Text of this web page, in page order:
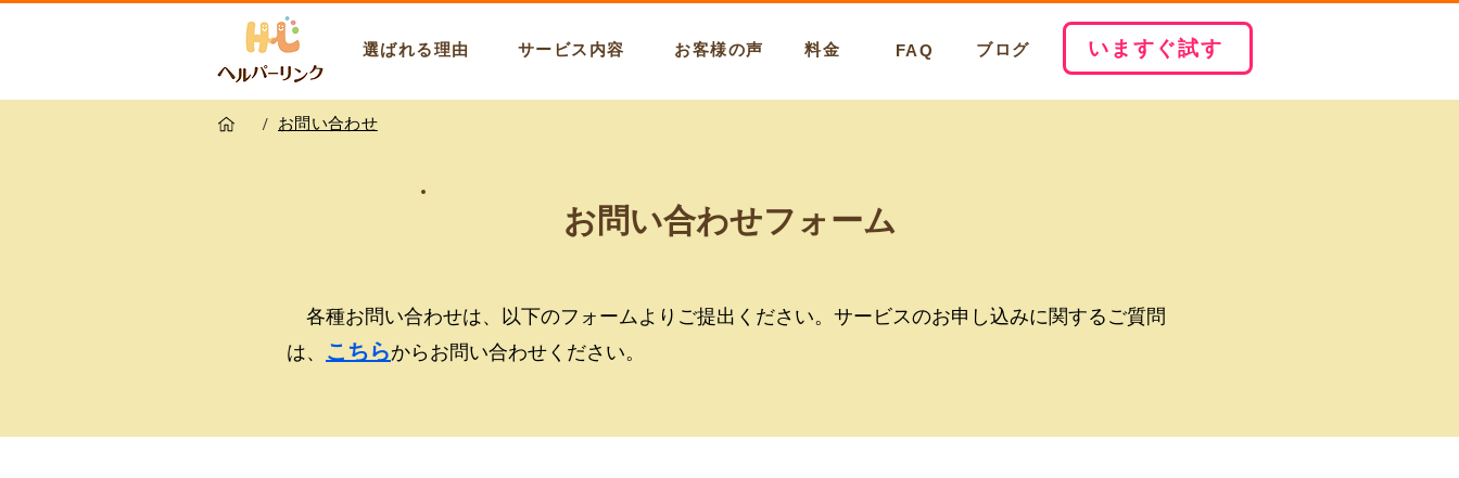
選ばれる理由 サービス内容 お客様の声 料金 FAQ ブログ いますぐ試す
/ お問い合わせ
​お問い合わせフォーム
各種お問い合わせは、以下のフォームよりご提出ください。サービスのお申し込みに関するご質問
は、 こちらからお問い合わせください。